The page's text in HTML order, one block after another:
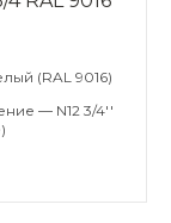
(RAL 9016)
— N12 3/4''